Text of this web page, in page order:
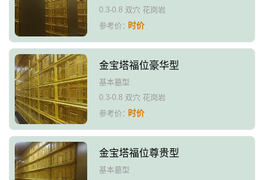
0.3-0.8 双穴 花岗岩
参考价：时价
金宝塔福位豪华型
基本墓型
0.3-0.8 双穴 花岗岩
参考价：时价
金宝塔福位尊贵型
基本墓型